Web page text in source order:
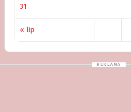
« lip
31